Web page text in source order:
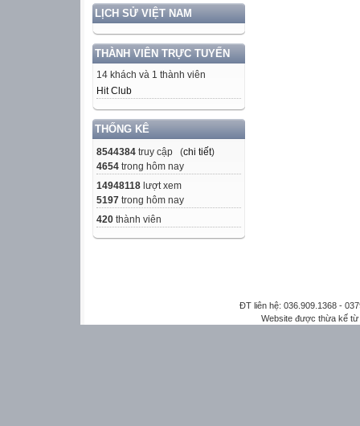
LỊCH SỬ VIỆT NAM
THÀNH VIÊN TRỰC TUYẾN
14 khách và 1 thành viên
Hit Club
THỐNG KÊ
8544384 truy cập (chi tiết)
4654 trong hôm nay
14948118 lượt xem
5197 trong hôm nay
420 thành viên
ĐT liên hệ: 036.909.1368 -
Website được thừa kế từ